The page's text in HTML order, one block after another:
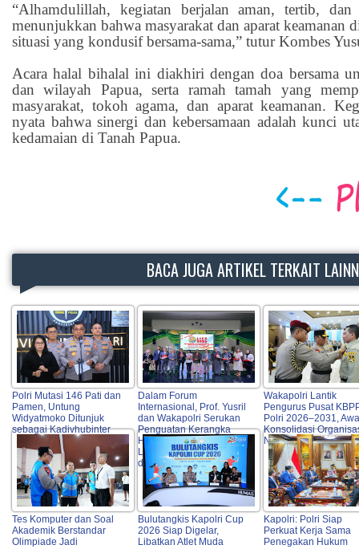
“Alhamdulillah, kegiatan berjalan aman, tertib,
menunjukkan bahwa masyarakat dan aparat keamanan
situasi yang kondusif bersama-sama,” tutur Kombes
Acara halal bihalal ini diakhiri dengan doa bersama
dan wilayah Papua, serta ramah tamah yang
masyarakat, tokoh agama, dan aparat keamanan.
nyata bahwa sinergi dan kebersamaan adalah kunci
kedamaian di Tanah Papua.
BACA JUGA ARTIKEL TERKAIT
Polri Mutasi 146 Pati dan
Pamen, Untung
Widyatmoko Ditunjuk
sebagai Kadivhubinter
Dalam Forum
Internasional, Prof. Yusril
dan Wakapolri Serukan
Penguatan Kerangka
Hukum Global untuk
Lindungi Perempuan
dan Anak dari TPPO
Wakapolri Lantik
Pengurus Pusat
Polri 2026–2031,
Konsolidasi
Nasional
Tes Komputer dan Soal
Akademik Berstandar
Olimpiade Jadi
Bulutangkis Kapolri Cup
2026 Siap Digelar,
Libatkan Atlet Muda
Kapolri: Polri Siap
Perkuat Kerja Sama
Penegakan Hukum